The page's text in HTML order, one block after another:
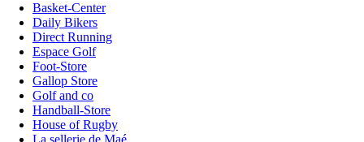
Basket-Center
Daily Bikers
Direct Running
Espace Golf
Foot-Store
Gallop Store
Golf and co
Handball-Store
House of Rugby